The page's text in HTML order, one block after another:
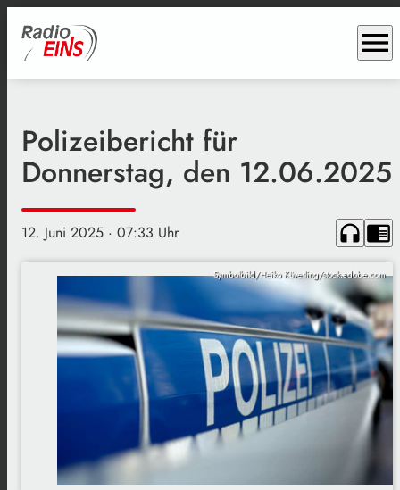
menu
Polizeibericht für
Donnerstag, den 12.06.2025
12. Juni 2025 · 07:33 Uhr headphones chrome_reader_mode
Symbolbild/Heiko Küverling/stock.adobe.com